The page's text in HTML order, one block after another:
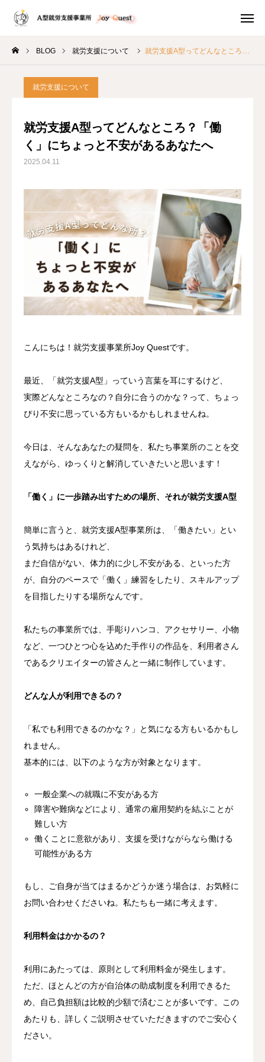
BLOG 就労支援について 就労支援A型ってどんなところ？「働く」にちょっと不安があるあなたへ
就労支援について
就労支援A型ってどんなところ？「働
く」にちょっと不安があるあなたへ
2025.04.11
こんにちは！就労支援事業所Joy Questです。
最近、「就労支援A型」っていう言葉を耳にするけど、
実際どんなところなの？自分に合うのかな？って、ちょっ
ぴり不安に思っている方もいるかもしれませんね。
今日は、そんなあなたの疑問を、私たち事業所のことを交
えながら、ゆっくりと解消していきたいと思います！
「働く」に一歩踏み出すための場所、それが就労支援A型
簡単に言うと、就労支援A型事業所は、「働きたい」とい
う気持ちはあるけれど、
まだ自信がない、体力的に少し不安がある、といった方
が、自分のペースで「働く」練習をしたり、スキルアップ
を目指したりする場所なんです。
私たちの事業所では、手彫りハンコ、アクセサリー、小物
など、一つひとつ心を込めた手作りの作品を、利用者さん
であるクリエイターの皆さんと一緒に制作しています。
どんな人が利用できるの？
「私でも利用できるのかな？」と気になる方もいるかもし
れません。
基本的には、以下のような方が対象となります。
一般企業への就職に不安がある方
障害や難病などにより、通常の雇用契約を結ぶことが
難しい方
働くことに意欲があり、支援を受けながらなら働ける
可能性がある方
もし、ご自身が当てはまるかどうか迷う場合は、お気軽に
お問い合わせくださいね。私たちも一緒に考えます。
利用料金はかかるの？
利用にあたっては、原則として利用料金が発生します。
ただ、ほとんどの方が自治体の助成制度を利用できるた
め、自己負担額は比較的少額で済むことが多いです。この
あたりも、詳しくご説明させていただきますのでご安心く
ださい。
SHOP 事業公式 Instagram
店舗 instagram
ご利用のながれ
ブログ
会社概要